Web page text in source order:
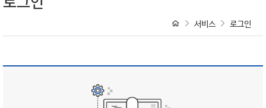
서비스 로그인